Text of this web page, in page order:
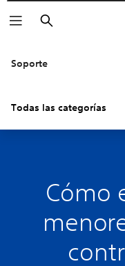
Buscar
Soporte
Todas las categorías
Cómo